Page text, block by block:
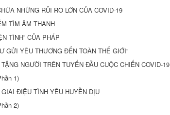
NHỮNG RỦI RO LỚN CỦA COVID-19
TÌM ÂM THANH
TÌNH” CỦA PHÁP
GỬI YÊU THƯƠNG ĐẾN TOÀN THẾ GIỚI”
NGƯỜI TRÊN TUYẾN ĐẦU CUỘC CHIẾN COVID-19
1)
ĐIỆU TÌNH YÊU HUYỀN DỊU
2)